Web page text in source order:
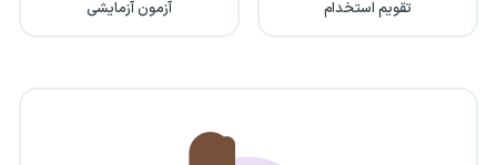
تقویم استخدام آزمون آزمایشی